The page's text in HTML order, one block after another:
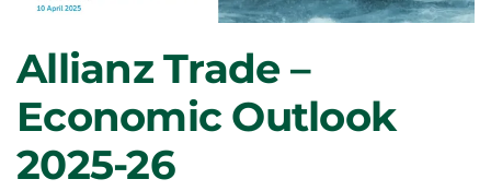
Allianz Trade –
Economic Outlook
2025-26